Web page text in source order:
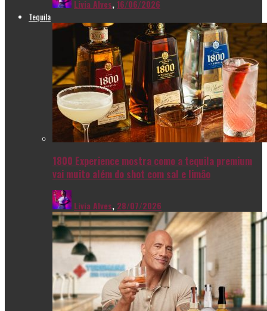
Livia Alves,16/06/2026
Tequila
1800 Experience mostra como a tequila premium
vai muito além do shot com sal e limão
Livia Alves, 28/07/2026